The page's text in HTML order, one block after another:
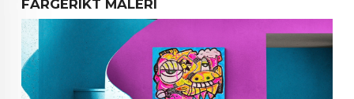
KUNST OG KUNSTNEREN
MALERIER BLOGG
ARTIKLER OM KUNST
FARGERIKT MALERI